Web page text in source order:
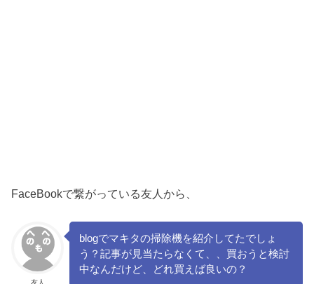
FaceBookで繋がっている友人から、
友人
blogでマキタの掃除機を紹介してたでしょ
う？記事が見当たらなくて、、買おうと検討
中なんだけど、どれ買えば良いの？